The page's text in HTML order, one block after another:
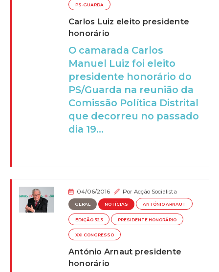
PS-GUARDA
Carlos Luiz eleito presidente
honorário
O camarada Carlos
Manuel Luiz foi eleito
presidente honorário do
PS/Guarda na reunião da
Comissão Política Distrital
que decorreu no passado
dia 19...
04/06/2016 PorAcção Socialista
GERAL NOTÍCIAS ANTÓNIO ARNAUT
EDIÇÃO 323 PRESIDENTE HONORÁRIO
XXI CONGRESSO
António Arnaut presidente
honorário